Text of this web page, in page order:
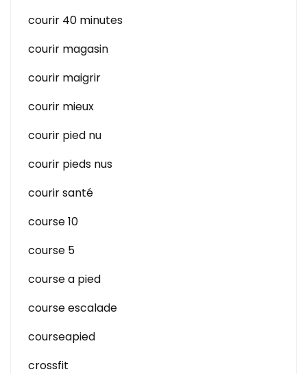
courir 40 minutes
courir magasin
courir maigrir
courir mieux
courir pied nu
courir pieds nus
courir santé
course 10
course 5
course a pied
course escalade
courseapied
crossfit